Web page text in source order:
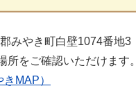
みやき町白壁1074番地3
をご確認いただけます。
MAP）